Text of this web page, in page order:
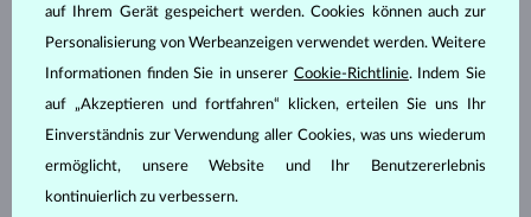
auf Ihrem Gerät gespeichert werden. Cookies können auch zur
Personalisierung von Werbeanzeigen verwendet werden. Weitere
Informationen finden Sie in unserer Cookie-Richtlinie. Indem Sie
auf „Akzeptieren und fortfahren“ klicken, erteilen Sie uns Ihr
Einverständnis zur Verwendung aller Cookies, was uns wiederum
ermöglicht, unsere Website und Ihr Benutzererlebnis
kontinuierlich zu verbessern.